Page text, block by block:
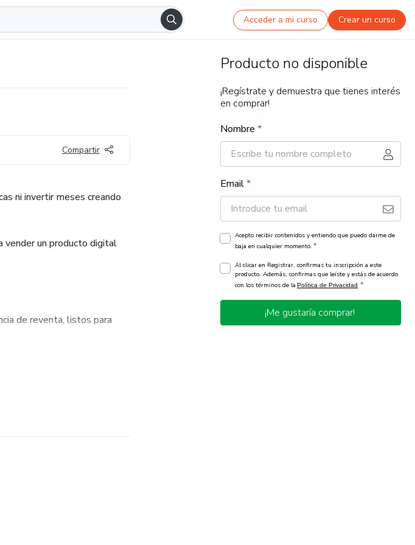
Acceder a mi curso Crear un curso
Compartir
ni invertir meses creando
vender un producto digital
de reventa, listos para
Producto no disponible
¡Regístrate y demuestra que tienes interés
en comprar!
Nombre *
Email*
Acepto recibir contenidos y entiendo que puedo darme de
baja en cualquier momento. *
Al clicar en Registrar, confirmas tu inscripción a este
producto. Además, confirmas que leíste y estás de acuerdo
con los términos de la Política de Privacidad *
¡Me gustaría comprar!